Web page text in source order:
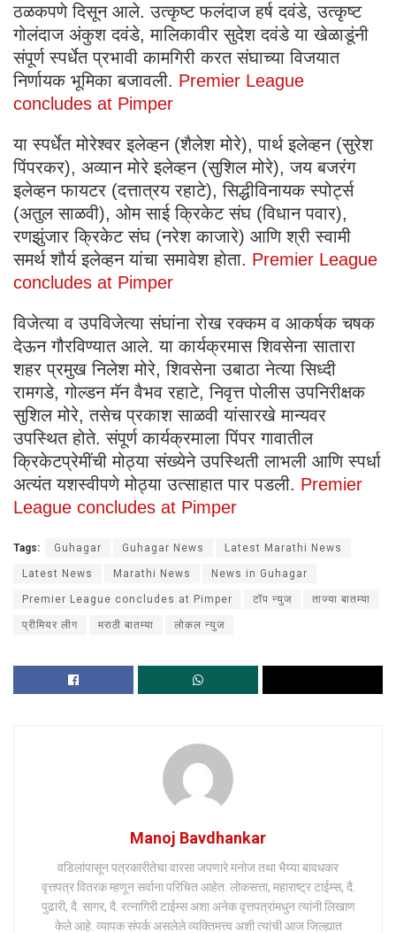
ठळकपणे दिसून आले. उत्कृष्ट फलंदाज हर्ष दवंडे, उत्कृष्ट
गोलंदाज अंकुश दवंडे, मालिकावीर सुदेश दवंडे या खेळाडूंनी
संपूर्ण स्पर्धेत प्रभावी कामगिरी करत संघाच्या विजयात
निर्णायक भूमिका बजावली. Premier League
concludes at Pimper
या स्पर्धेत मोरेश्वर इलेव्हन (शैलेश मोरे), पार्थ इलेव्हन (सुरेश
पिंपरकर), अव्यान मोरे इलेव्हन (सुशिल मोरे), जय बजरंग
इलेव्हन फायटर (दत्तात्रय रहाटे), सिद्धीविनायक स्पोर्ट्स
(अतुल साळवी), ओम साई क्रिकेट संघ (विधान पवार),
रणझुंजार क्रिकेट संघ (नरेश काजारे) आणि श्री स्वामी
समर्थ शौर्य इलेव्हन यांचा समावेश होता. Premier League
concludes at Pimper
विजेत्या व उपविजेत्या संघांना रोख रक्कम व आकर्षक चषक
देऊन गौरविण्यात आले. या कार्यक्रमास शिवसेना सातारा
शहर प्रमुख निलेश मोरे, शिवसेना उबाठा नेत्या सिध्दी
रामगडे, गोल्डन मॅन वैभव रहाटे, निवृत्त पोलीस उपनिरीक्षक
सुशिल मोरे, तसेच प्रकाश साळवी यांसारखे मान्यवर
उपस्थित होते. संपूर्ण कार्यक्रमाला पिंपर गावातील
क्रिकेटप्रेमींची मोठ्या संख्येने उपस्थिती लाभली आणि स्पर्धा
अत्यंत यशस्वीपणे मोठ्या उत्साहात पार पडली. Premier
League concludes at Pimper
Tags: Guhagar Guhagar News Latest Marathi News
Latest News Marathi News News in Guhagar
Premier League concludes at Pimper टॉप न्युज ताज्या बातम्या
प्रीमियर लीग मराठी बातम्या लोकल न्युज
Manoj Bavdhankar
वडिलांपासून पत्रकारीतेचा वारसा जपणारे मनोज तथा भैय्या बावधकर
वृत्तपत्र वितरक म्हणून सर्वाना परिचित आहेत. लोकसत्ता, महाराष्ट्र टाईम्स, दै.
पुढारी, दै. सागर, दै. रत्नागिरी टाईम्स अशा अनेक वृत्तपत्रांमधुन त्यांनी लिखाण
केले आहे. व्यापक संपर्क असलेले व्यक्तिमत्त्व अशी त्यांची आज जिल्ह्यात